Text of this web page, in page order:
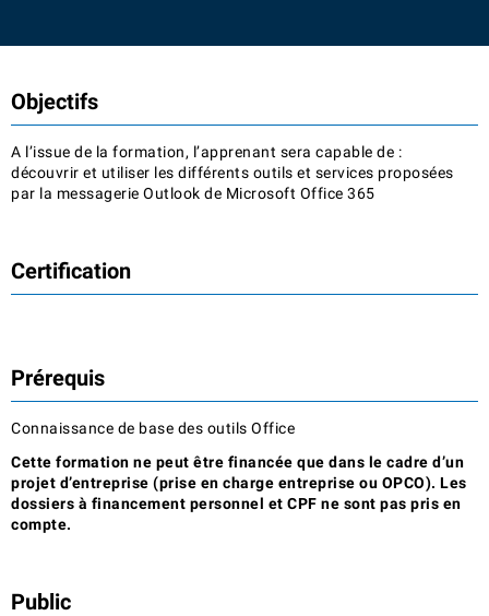
Objectifs
A l’issue de la formation, l’apprenant sera capable de :
découvrir et utiliser les différents outils et services proposées
par la messagerie Outlook de Microsoft Office 365
Certification
Prérequis
Connaissance de base des outils Office
Cette formation ne peut être financée que dans le cadre d’un
projet d’entreprise (prise en charge entreprise ou OPCO). Les
dossiers à financement personnel et CPF ne sont pas pris en
compte.
Public